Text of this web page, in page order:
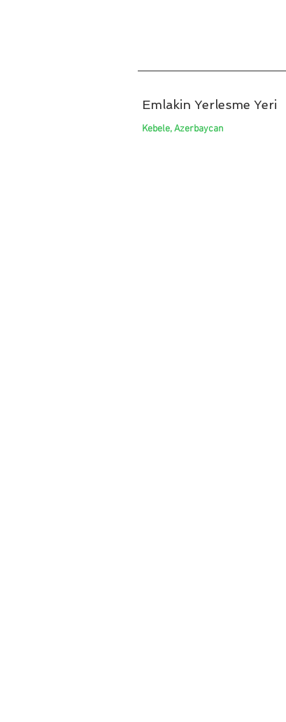
Emlakin Yerlesme Yeri
Kebele, Azerbaycan